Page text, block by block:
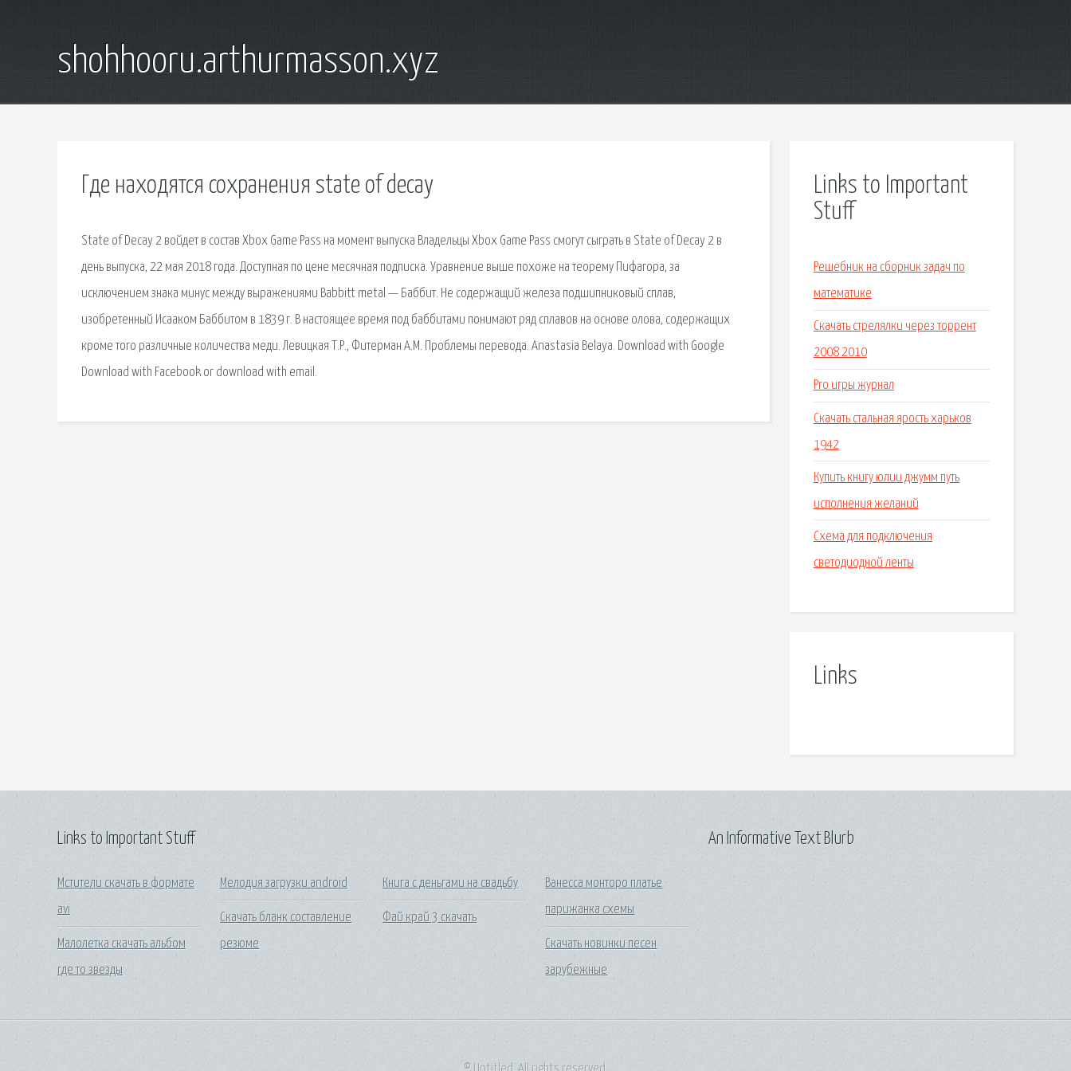
shohhooru.arthurmasson.xyz
Где находятся сохранения state of decay
State of Decay 2 войдет в состав Xbox Game Pass на момент выпуска Владельцы Xbox Game Pass смогут сыграть в State of Decay 2 в
день выпуска, 22 мая 2018 года. Доступная по цене месячная подписка. Уравнение выше похоже на теорему Пифагора, за
исключением знака минус между выражениями Babbitt metal — Баббит. Не содержащий железа подшипниковый сплав,
изобретенный Исааком Баббитом в 1839 г. В настоящее время под баббитами понимают ряд сплавов на основе олова, содержащих
кроме того различные количества меди. Левицкая Т.Р., Фитерман А.М. Проблемы перевода. Anastasia Belaya. Download with Google
Download with Facebook or download with email.
Links to Important
Stuff
Решебник на сборник задач по
математике
Скачать стрелялки через торрент
2008 2010
Pro игры журнал
Скачать стальная ярость харьков
1942
Купить книгу юлии джумм путь
исполнения желаний
Схема для подключения
светодиодной ленты
Links
Links to Important Stuff
Мстители скачать в формате
avi
Малолетка скачать альбом
где то звезды
Мелодия загрузки android
Скачать бланк составление
резюме
Книга с деньгами на свадьбу
Фай край 3 скачать
Ванесса монторо платье
парижанка схемы
Скачать новинки песен
зарубежные
An Informative Text Blurb